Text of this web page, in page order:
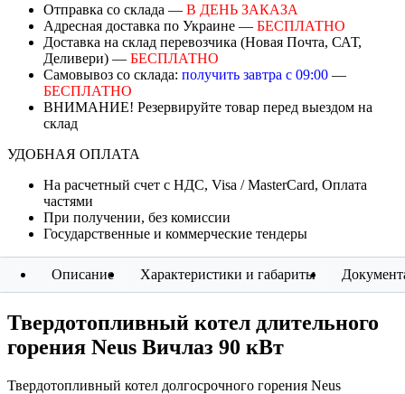
Отправка со склада — В ДЕНЬ ЗАКАЗА
Адресная доставка по Украине — БЕСПЛАТНО
Доставка на склад перевозчика (Новая Почта, САТ,
Деливери) — БЕСПЛАТНО
Самовывоз со склада: получить завтра с 09:00 —
БЕСПЛАТНО
ВНИМАНИЕ! Резервируйте товар перед выездом на
склад
УДОБНАЯ ОПЛАТА
На расчетный счет с НДС, Visa / MasterCard, Оплата
частями
При получении, без комиссии
Государственные и коммерческие тендеры
Описание Характеристики и габариты
Твердотопливный котел длительного
горения Neus Вичлаз 90 кВт
Твердотопливный котел долгосрочного горения Neus